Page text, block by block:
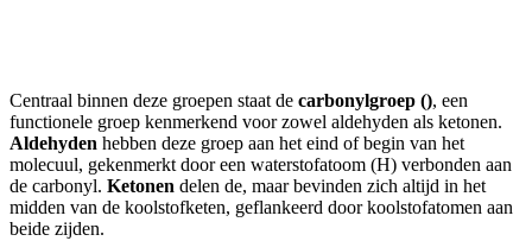
Centraal binnen deze groepen staat de carbonylgroep (), een
functionele groep kenmerkend voor zowel aldehyden als ketonen.
Aldehyden hebben deze groep aan het eind of begin van het
molecuul, gekenmerkt door een waterstofatoom (H) verbonden aan
de carbonyl. Ketonen delen de, maar bevinden zich altijd in het
midden van de koolstofketen, geflankeerd door koolstofatomen aan
beide zijden.